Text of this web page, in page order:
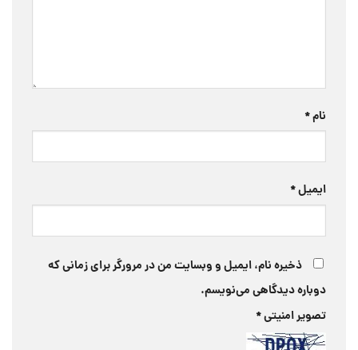
نام*
ایمیل*
ذخیره نام، ایمیل و وبسایت من در مرورگر برای زمانی که
دوباره دیدگاهی می‌نویسم.
تصویر امنیتی*